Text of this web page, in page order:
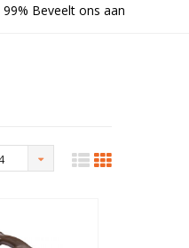
99% Beveelt ons aan